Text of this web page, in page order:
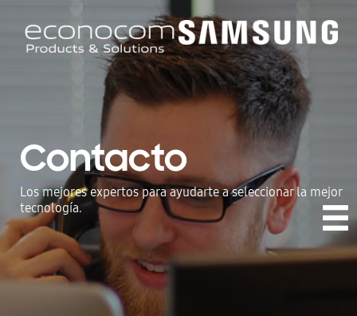
Contacto
Los mejores expertos para ayudarte a seleccionar la mejor
tecnología.